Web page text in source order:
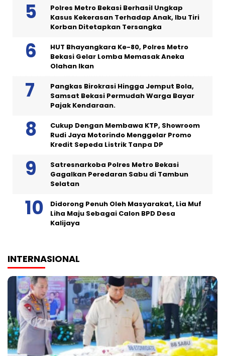
Polres Metro Bekasi Berhasil Ungkap
Kasus Kekerasan Terhadap Anak, Ibu Tiri
Korban Ditetapkan Tersangka
HUT Bhayangkara Ke-80, Polres Metro
Bekasi Gelar Lomba Memasak Aneka
Olahan Ikan
Pangkas Birokrasi Hingga Jemput Bola,
Samsat Bekasi Permudah Warga Bayar
Pajak Kendaraan.
Cukup Dengan Membawa KTP, Showroom
Rudi Jaya Motorindo Menggelar Promo
Kredit Sepeda Listrik Tanpa DP
Satresnarkoba Polres Metro Bekasi
Gagalkan Peredaran Sabu di Tambun
Selatan
Didorong Penuh Oleh Masyarakat, Lia Muf
Liha Maju Sebagai Calon BPD Desa
Kalijaya
INTERNASIONAL